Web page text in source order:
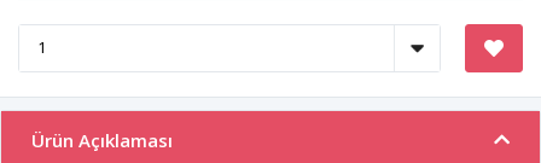
Ürün Açıklaması